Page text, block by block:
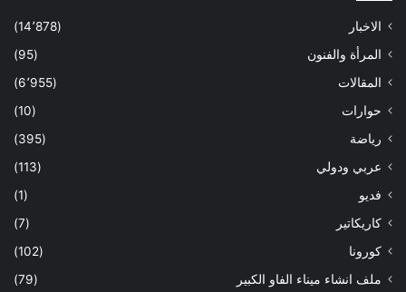
الاخبار
(14٬878)
المرأة والفنون
(95)
المقالات
(6٬955)
حوارات
(10)
رياضة
(395)
عربي ودولي
(113)
فديو
(1)
كاريكاتير
(7)
كورونا
(102)
ملف انشاء ميناء الفاو الكبير
(79)